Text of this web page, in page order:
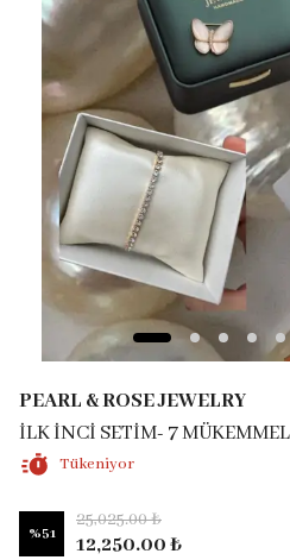
PEARL & ROSE JEWELRY
İLK İNCİ SETİM- 7
Tükeniyor
%51
25,025.00 ₺
12,250.00 ₺